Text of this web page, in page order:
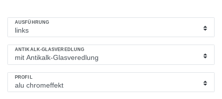
AUSFÜHRUNG
ANTIKALK-GLASVEREDLUNG
PROFIL